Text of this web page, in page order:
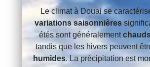
Le climat à Douai se
variations saisonnières
étés sont généralement
tandis que les hivers peuvent
humides. La précipitation est